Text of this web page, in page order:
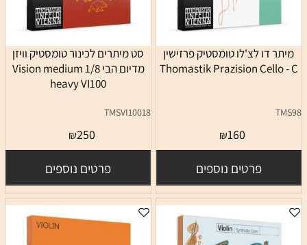
מיתר דו לצ'לו טומסטיק פרזישין
Thomastik Prazision Cello - C
TMS98
₪160
פרטים נוספים
סט מיתרים לכינור טומסטיק וויזן
מדיום הבי 1/8 Vision medium
heavy VI100
TMSVI10018
₪250
פרטים נוספים